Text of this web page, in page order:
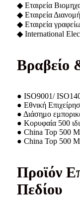
◆ Εταιρεία
◆ Εταιρεία
◆ Εταιρεία
◆ International
Βραβείο
● ISO9001/
● Εθνική
● Διάσημο
● Κορυφαία 500
● China Top 500
● China Top 500
Προϊόν
Πεδίου